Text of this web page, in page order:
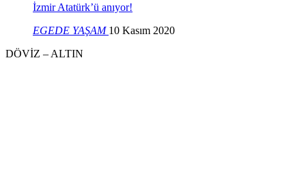
İzmir Atatürk’ü anıyor!
EGEDE YAŞAM 10 Kasım 2020
DÖVİZ – ALTIN